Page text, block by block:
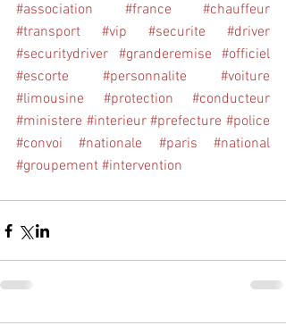
#association
#france
#chauffeur
#transport
#vip #securite
#driver
#securitydriver #granderemise #officiel
#escorte
#personnalite
#voiture
#limousine
#protection
#conducteur
#ministere #interieur #prefecture #police
#convoi
#nationale #paris
#national
#groupement #intervention